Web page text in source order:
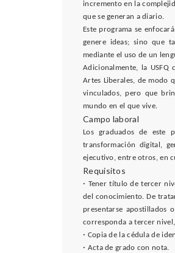
incremento en la
que se generan a diario.
Este programa se
genere ideas; sino que
mediante el uso de un
Adicionalmente, la
Artes Liberales, de modo
vinculados, pero que
mundo en el que vive.
Campo laboral
Los graduados de este
transformación digital,
ejecutivo, entre otros, en
Requisitos
· Tener título de tercer
del conocimiento. De
presentarse apostillados
corresponda a tercer
· Copia de la cédula de
· Acta de grado con nota.